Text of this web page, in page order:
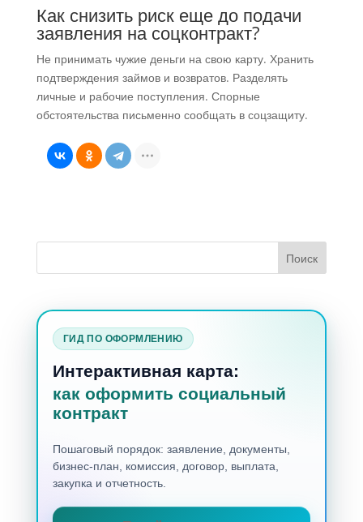
Как снизить риск еще до подачи
заявления на соцконтракт?
Не принимать чужие деньги на свою карту. Хранить
подтверждения займов и возвратов. Разделять
личные и рабочие поступления. Спорные
обстоятельства письменно сообщать в соцзащиту.
ГИД ПО ОФОРМЛЕНИЮ
Интерактивная карта:
как оформить социальный
контракт
Пошаговый порядок: заявление, документы,
бизнес-план, комиссия, договор, выплата,
закупка и отчетность.